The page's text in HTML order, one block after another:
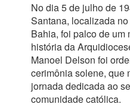
No dia 5 de julho de
Santana, localizada
Bahia, foi palco de um
história da
Manoel Delson foi
cerimônia solene, que
jornada dedicada ao
comunidade católica.